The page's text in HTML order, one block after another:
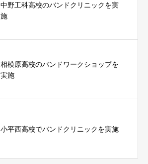
中野工科高校のバンドクリニックを実
施
相模原高校のバンドワークショップを
実施
小平西高校でバンドクリニックを実施